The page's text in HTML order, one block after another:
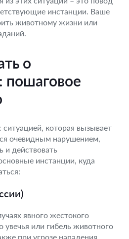
инстанции. Ваше
животному жизни или
о
пошаговое
ситуацией, которая вызывает
очевидным нарушением,
и действовать
инстанции, куда
явного жестокого
или гибель животного
при угрозе нападения